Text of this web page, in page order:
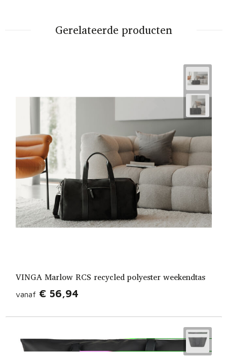
Gerelateerde producten
VINGA Marlow RCS recycled polyester weekendtas
vanaf € 56,94